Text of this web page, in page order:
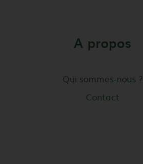
A propos
Qui sommes-nous ?
Contact